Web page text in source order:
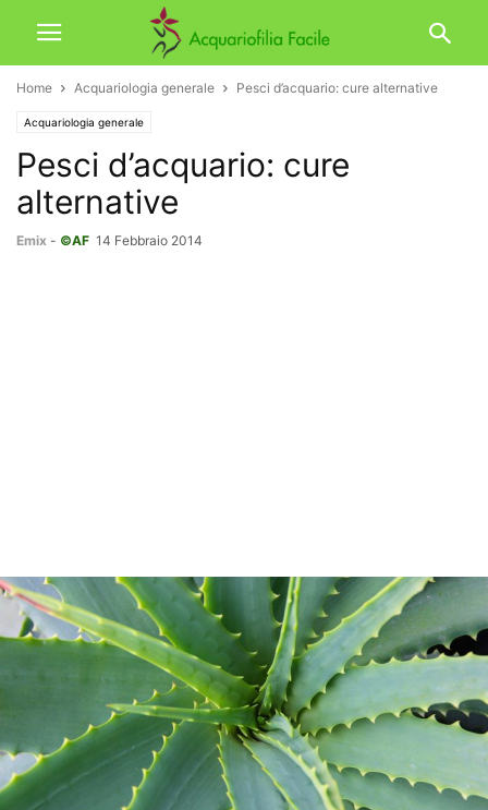
Home Acquariologia generale Pesci d’acquario: cure alternative
Acquariologia generale
Pesci d’acquario: cure
alternative
Emix - ©AF 14 Febbraio 2014